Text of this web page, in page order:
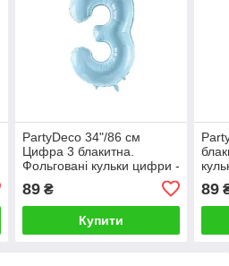
PartyDeco 34"/86 см
Цифра 3 блакитна.
Фольговані кульки цифри -
89₴
Купити
89